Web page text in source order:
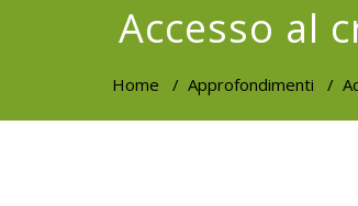
Accesso al
Home / Approfondimenti /